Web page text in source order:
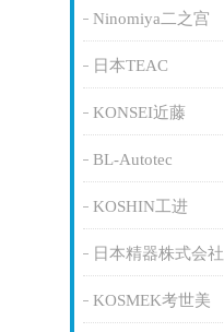
Ninomiya二之宫
日本TEAC
KONSEI近藤
BL-Autotec
KOSHIN工进
日本精器株式会社
KOSMEK考世美